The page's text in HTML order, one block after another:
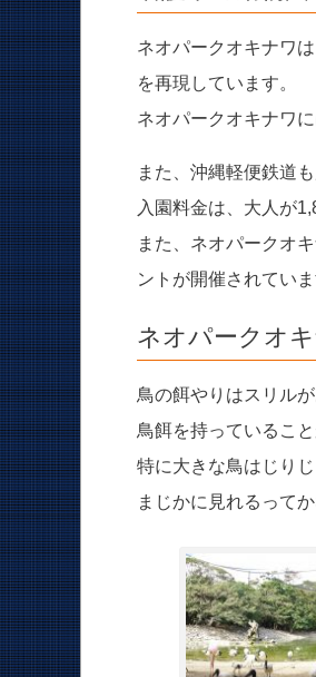
ネオパークオキナワ
を再現しています。
ネオパークオキナワ
また、沖縄軽便鉄道
入園料金は、大人が
また、ネオパークオ
ントが開催されていま
ネオパークオ
鳥の餌やりはスリルが
鳥餌を持っているこ
特に大きな鳥はじり
まじかに見れるって